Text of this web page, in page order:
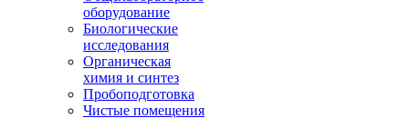
оборудование
Биологические
исследования
Органическая
химия и синтез
Пробоподготовка
Чистые помещения